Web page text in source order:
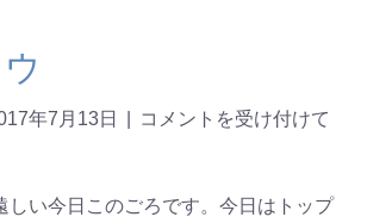
年7月13日
コメントを受け付けて
しい今日このごろです。今日はトップ